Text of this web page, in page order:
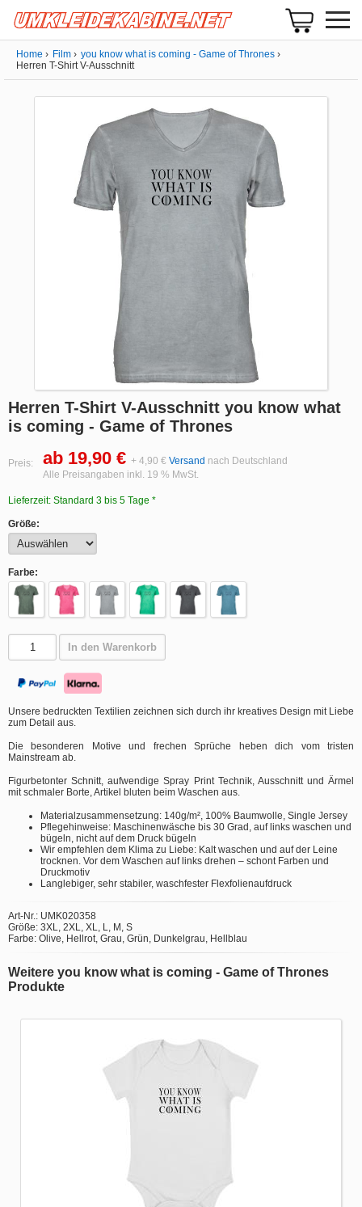
Home Film
you know what is coming - Game of Thrones
Herren T-Shirt V-Ausschnitt
Herren T-Shirt V-Ausschnitt you know what
is coming - Game of Thrones
Preis: ab 19,90 € + 4,90 € Versand nach Deutschland
Alle Preisangaben inkl. 19 % MwSt.
Lieferzeit: Standard 3 bis 5 Tage *
Größe:
Farbe:
In den Warenkorb
Unsere bedruckten Textilien zeichnen sich durch ihr kreatives Design mit Liebe
zum Detail aus.
Die besonderen Motive und frechen Sprüche heben dich vom tristen
Mainstream ab.
Figurbetonter Schnitt, aufwendige Spray Print Technik, Ausschnitt und Ärmel
mit schmaler Borte, Artikel bluten beim Waschen aus.
Materialzusammensetzung: 140g/m², 100% Baumwolle, Single Jersey
Pflegehinweise: Maschinenwäsche bis 30 Grad, auf links waschen und
bügeln, nicht auf dem Druck bügeln
Wir empfehlen dem Klima zu Liebe: Kalt waschen und auf der Leine
trocknen. Vor dem Waschen auf links drehen – schont Farben und
Druckmotiv
Langlebiger, sehr stabiler, waschfester Flexfolienaufdruck
Art-Nr.: UMK020358
Größe: 3XL, 2XL, XL, L, M, S
Farbe: Olive, Hellrot, Grau, Grün, Dunkelgrau, Hellblau
Weitere you know what is coming - Game of Thrones
Produkte